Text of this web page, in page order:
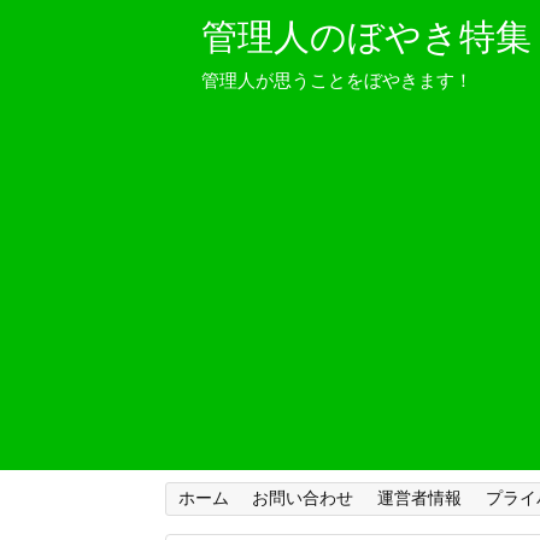
管理人のぼやき特集
管理人が思うことをぼやきます！
ホーム お問い合わせ 運営者情報 プラ